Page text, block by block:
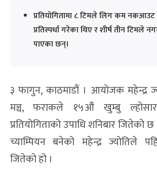
प्रतियोगितामा ८ टिमले लिग कम
प्रतिस्पर्धा गरेका थिए र शीर्ष तीन टिमले
पाएका छन्।
३ फागुन, काठमाडौं । आयोजक महेन्द्र
मञ्च, फराकले १५औं खुम्बु
प्रतियोगिताको उपाधि शनिबार जितेको
च्याम्पियन बनेको महेन्द्र ज्योतिले
जितेको हो ।